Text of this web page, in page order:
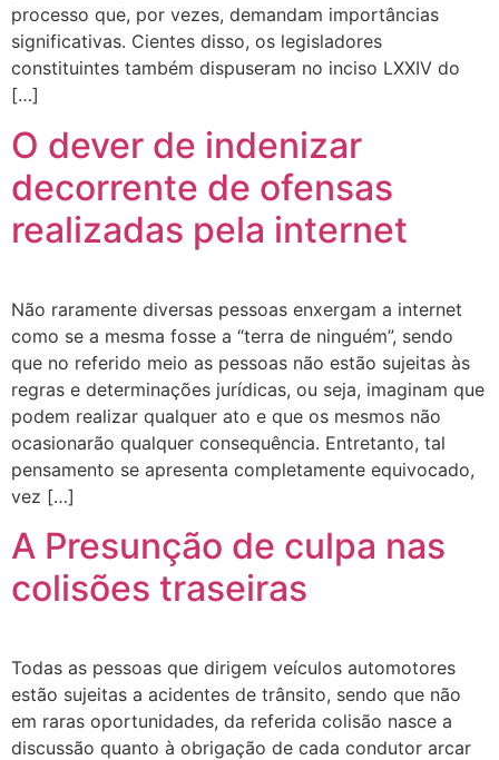
processo que, por vezes, demandam importâncias
significativas. Cientes disso, os legisladores
constituintes também dispuseram no inciso LXXIV do
[…]
O dever de indenizar
decorrente de ofensas
realizadas pela internet
Não raramente diversas pessoas enxergam a internet
como se a mesma fosse a “terra de ninguém”, sendo
que no referido meio as pessoas não estão sujeitas às
regras e determinações jurídicas, ou seja, imaginam que
podem realizar qualquer ato e que os mesmos não
ocasionarão qualquer consequência. Entretanto, tal
pensamento se apresenta completamente equivocado,
vez […]
A Presunção de culpa nas
colisões traseiras
Todas as pessoas que dirigem veículos automotores
estão sujeitas a acidentes de trânsito, sendo que não
em raras oportunidades, da referida colisão nasce a
discussão quanto à obrigação de cada condutor arcar